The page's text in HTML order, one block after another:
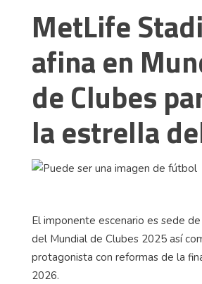
MetLife
afina en
de Clubes
la estrella
El imponente escenario es sede
del Mundial de Clubes 2025 así
protagonista con reformas de la
2026.